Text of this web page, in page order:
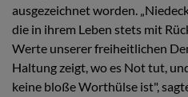
ausgezeichnet worden.
die in ihrem Leben stets mit
Werte unserer freiheitlichen
Haltung zeigt, wo es Not tut,
keine bloße Worthülse ist",